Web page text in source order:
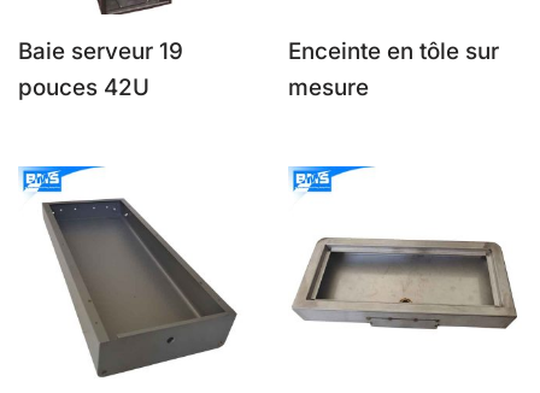
Baie serveur 19
pouces 42U
Enceinte en tôle sur
mesure